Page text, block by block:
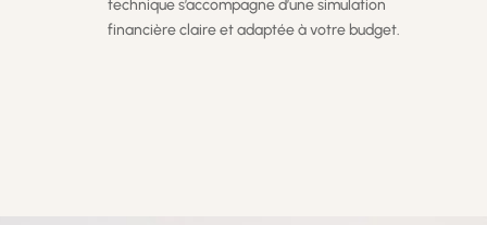
technique s’accompagne d’une simulation
financière claire et adaptée à votre budget.